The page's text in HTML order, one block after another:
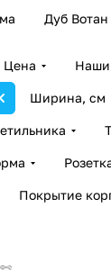
Дуб Вотан
Цена Наши
Ширина, см
Покрытие